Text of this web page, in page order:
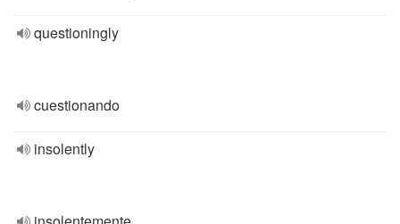
questioningly
cuestionando
insolently